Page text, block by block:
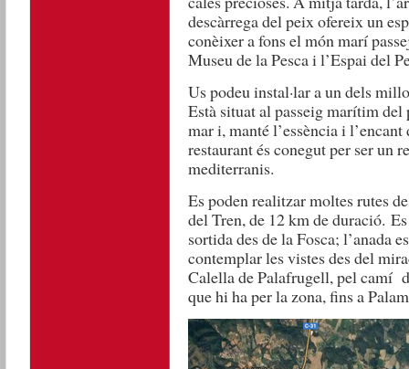
descàrrega del peix ofereix un
conèixer a fons el món marí
Museu de la Pesca i l’Espai del
Us podeu instal·lar a un dels
Està situat al passeig marítim
mar i, manté l’essència i
restaurant és conegut per ser un
mediterranis.
Es poden realitzar moltes rutes
del Tren, de 12 km de duració.
sortida des de la Fosca; l’anada
contemplar les vistes des del
Calella de Palafrugell, pel camí
que hi ha per la zona, fins a